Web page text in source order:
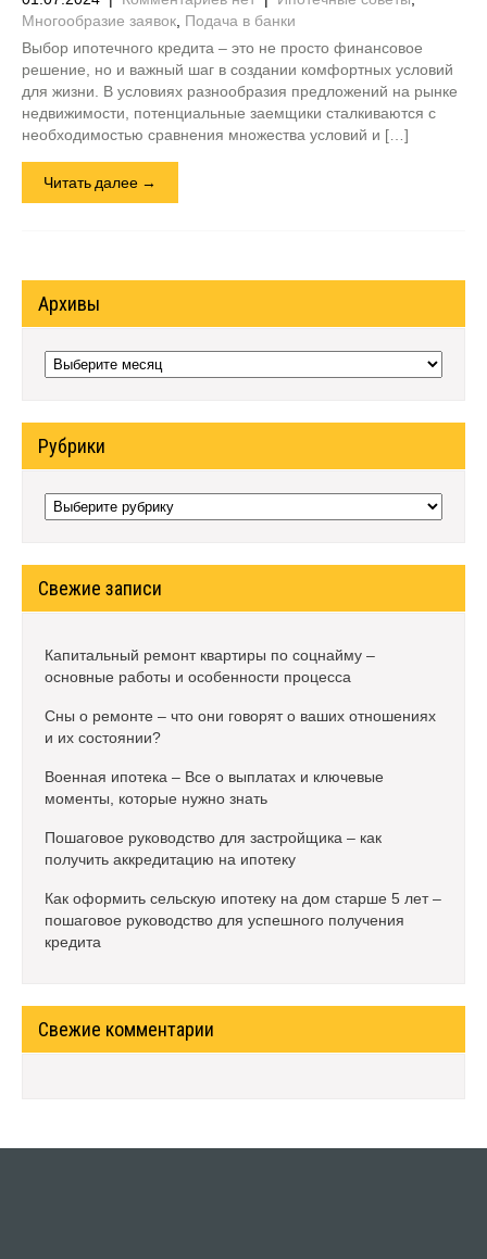
Многообразие заявок Подача в банки
Выбор ипотечного кредита – это не просто финансовое
решение, но и важный шаг в создании комфортных условий
для жизни. В условиях разнообразия предложений на рынке
недвижимости, потенциальные заемщики сталкиваются с
необходимостью сравнения множества условий и […]
Читать далее →
Архивы
Архивы
Рубрики
Рубрики
Свежие записи
Капитальный ремонт квартиры по соцнайму –
основные работы и особенности процесса
Сны о ремонте – что они говорят о ваших отношениях
и их состоянии?
Военная ипотека – Все о выплатах и ключевые
моменты, которые нужно знать
Пошаговое руководство для застройщика – как
получить аккредитацию на ипотеку
Как оформить сельскую ипотеку на дом старше 5 лет –
пошаговое руководство для успешного получения
кредита
Свежие комментарии